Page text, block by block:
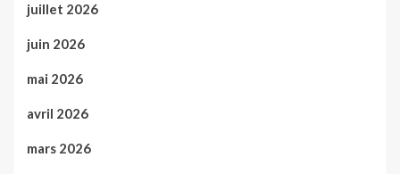
juillet 2026
juin 2026
mai 2026
avril 2026
mars 2026